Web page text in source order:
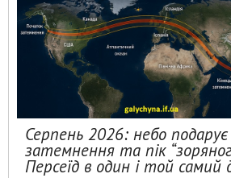
Серпень 2026: небо
затемнення та пік
Персеїд в один і той самий